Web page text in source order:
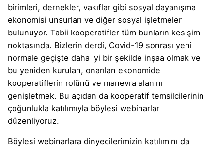
birimleri, dernekler, vakıflar gibi sosyal dayanışma
ekonomisi unsurları ve diğer sosyal işletmeler
bulunuyor. Tabii kooperatifler tüm bunların kesişim
noktasında. Bizlerin derdi, Covid-19 sonrası yeni
normale geçişte daha iyi bir şekilde inşaa olmak ve
bu yeniden kurulan, onarılan ekonomide
kooperatiflerin rolünü ve manevra alanını
genişletmek. Bu açıdan da kooperatif temsilcilerinin
çoğunlukla katılımıyla böylesi webinarlar
düzenliyoruz.
Böylesi webinarlara dinyecilerimizin katılımını da